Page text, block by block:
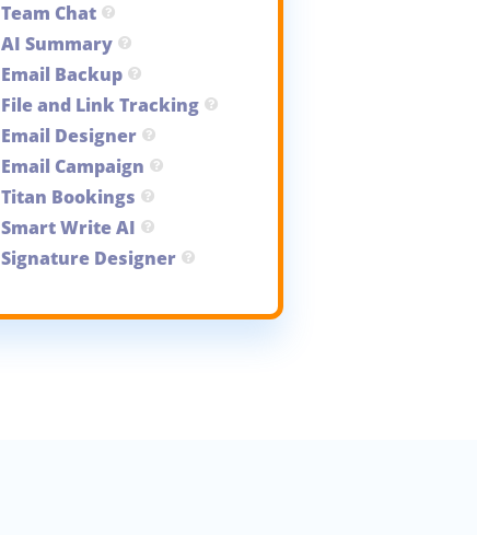
Team Chat
AI Summary
Email Backup
File and Link Tracking
Email Designer
Email Campaign
Titan Bookings
Smart Write AI
Signature Designer